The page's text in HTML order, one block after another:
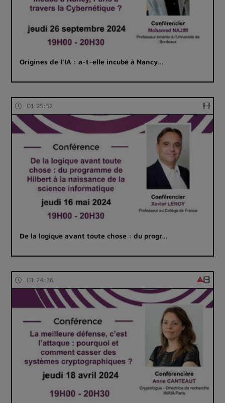
Origines de l’IA : a-t-elle incubé à Nancy…
01:25:52
De la logique avant toute chose : du progr…
01:24:36